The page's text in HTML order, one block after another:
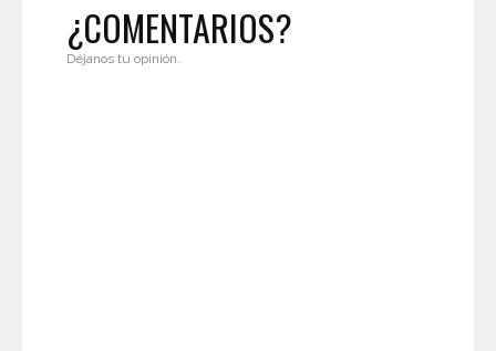
¿COMENTARIOS?
Déjanos tu opinión.